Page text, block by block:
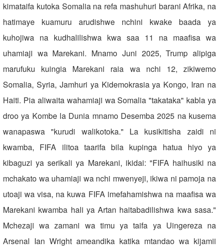
kimataifa kutoka Somalia na refa mashuhuri barani Afrika, na
hatimaye kuamuru arudishwe nchini kwake baada ya
kuhojiwa na kudhalilishwa kwa saa 11 na maafisa wa
uhamiaji wa Marekani. Mnamo Juni 2025, Trump alipiga
marufuku kuingia Marekani raia wa nchi 12, zikiwemo
Somalia, Syria, Jamhuri ya Kidemokrasia ya Kongo, Iran na
Haiti. Pia aliwaita wahamiaji wa Somalia "takataka" kabla ya
droo ya Kombe la Dunia mnamo Desemba 2025 na kusema
wanapaswa "kurudi walikotoka." La kusikitisha zaidi ni
kwamba, FIFA ilitoa taarifa bila kupinga hatua hiyo ya
kibaguzi ya serikali ya Marekani, ikidai: "FIFA haihusiki na
mchakato wa uhamiaji wa nchi mwenyeji, ikiwa ni pamoja na
utoaji wa visa, na kuwa FIFA imefahamishwa na maafisa wa
Marekani kwamba hali ya Artan haitabadilishwa kwa sasa."
Mchezaji wa zamani wa timu ya taifa ya Uingereza na
Arsenal Ian Wright ameandika katika mtandao wa kijamii